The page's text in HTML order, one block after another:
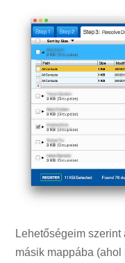
Lehetőségeim
másik mappába